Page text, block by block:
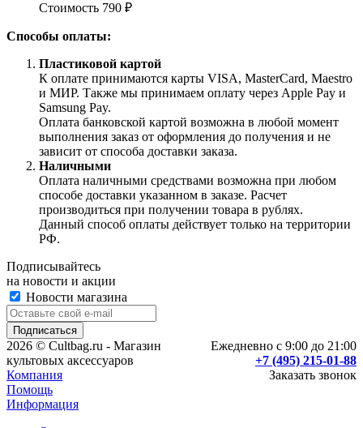
Стоимость 790 ₽
Способы оплаты:
Пластиковой картой
К оплате принимаются карты VISA, MasterCard, Maestro
и МИР. Также мы принимаем оплату через Apple Pay и
Samsung Pay.
Оплата банковской картой возможна в любой момент
выполнения заказ от оформления до получения и не
зависит от способа доставки заказа.
Наличными
Оплата наличными средствами возможна при любом
способе доставки указанном в заказе. Расчет
производиться при получении товара в рублях.
Данный способ оплаты действует только на территории
РФ.
Подписывайтесь
на новости и акции
Новости магазина
Ежедневно с 9:00 до 21:00
+7 (495) 215-01-88
Заказать звонок
2026 © Cultbag.ru - Магазин
культовых аксессуаров
Компания
Помощь
Информация